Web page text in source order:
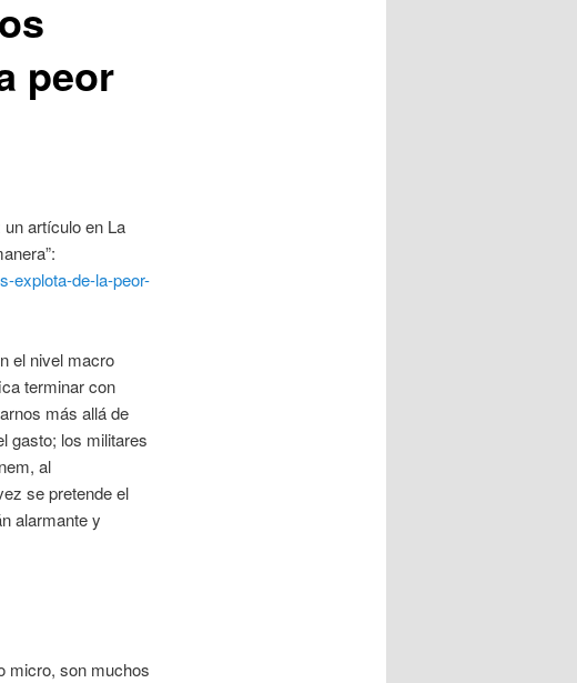
peor
artículo en La
explota-de-la-peor-
el nivel macro
terminar con
más allá de
gasto; los militares
al
se pretende el
alarmante y
micro, son muchos